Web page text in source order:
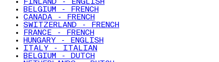
FINLAND - ENGLISH
BELGIUM - FRENCH
CANADA - FRENCH
SWITZERLAND - FRENCH
FRANCE - FRENCH
HUNGARY - ENGLISH
ITALY - ITALIAN
BELGIUM - DUTCH